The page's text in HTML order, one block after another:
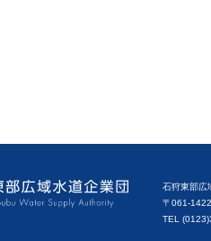
石狩東部広
〒061-
TEL